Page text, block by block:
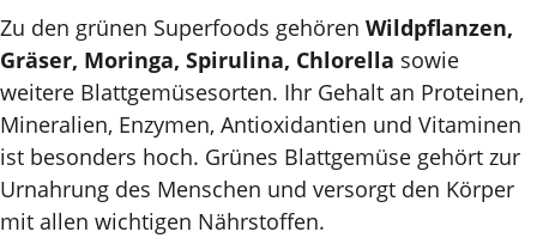
Zu den grünen Superfoods gehören Wildpflanzen,
Gräser, Moringa, Spirulina, Chlorella sowie
weitere Blattgemüsesorten. Ihr Gehalt an Proteinen,
Mineralien, Enzymen, Antioxidantien und Vitaminen
ist besonders hoch. Grünes Blattgemüse gehört zur
Urnahrung des Menschen und versorgt den Körper
mit allen wichtigen Nährstoffen.